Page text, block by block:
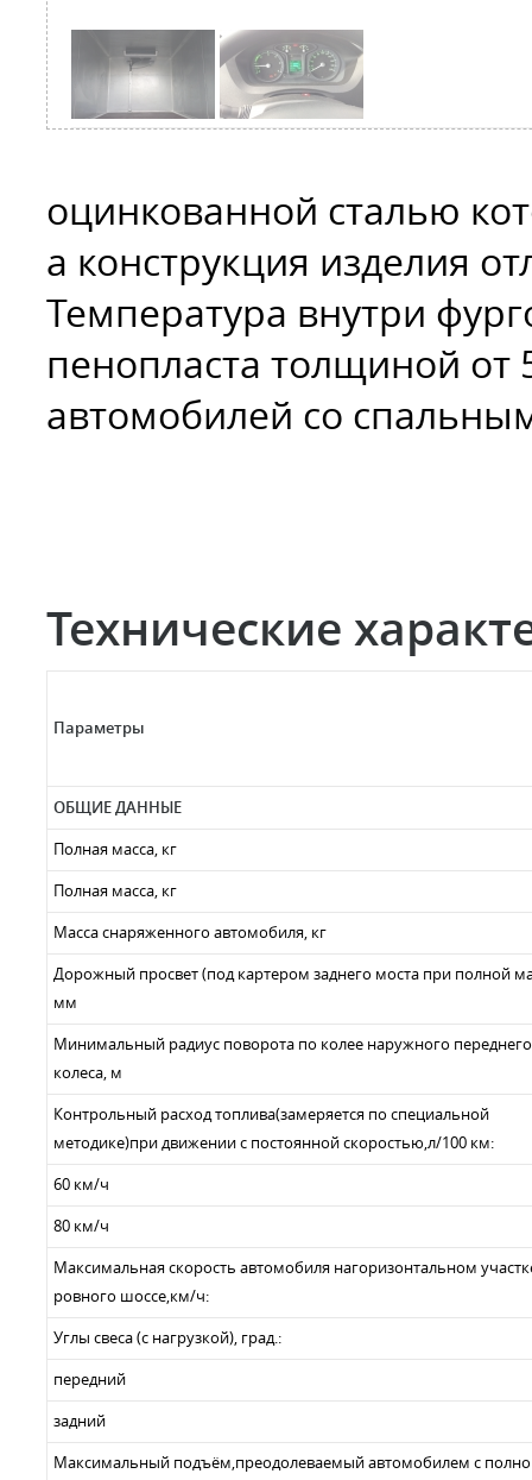
оцинкованной сталью
а конструкция изделия
Температура внутри
пенопласта толщиной
автомобилей со
Технические
Параметры
ОБЩИЕ ДАННЫЕ
Полная масса, кг
Полная масса, кг
Масса снаряженного автомобиля, кг
Дорожный просвет (под картером заднего моста при полной
мм
Минимальный радиус поворота по колее наружного переднего
колеса, м
Контрольный расход топлива(замеряется по специальной
методике)при движении с постоянной скоростью,л/100 км:
60 км/ч
80 км/ч
Максимальная скорость автомобиля нагоризонтальном
ровного шоссе,км/ч:
Углы свеса (с нагрузкой), град.:
передний
задний
Максимальный подъём,преодолеваемый автомобилем с